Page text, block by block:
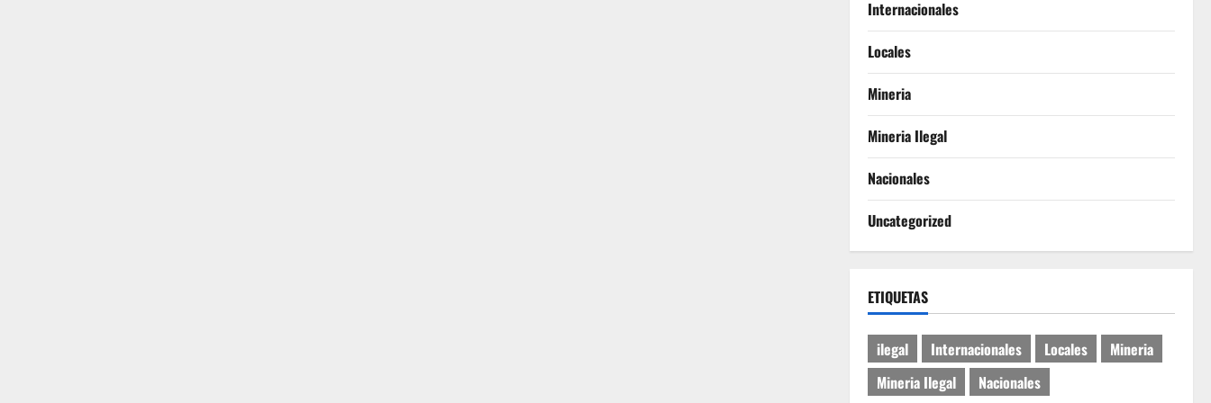
Internacionales
Locales
Mineria
Mineria Ilegal
Nacionales
Uncategorized
ETIQUETAS
ilegal Internacionales Locales
Mineria
Mineria Ilegal
Nacionales